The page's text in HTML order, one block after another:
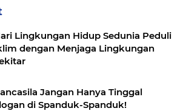
Lingkungan Hidup Sedunia Peduli
dengan Menjaga Lingkungan
Jangan Hanya Tinggal
di Spanduk-Spanduk!